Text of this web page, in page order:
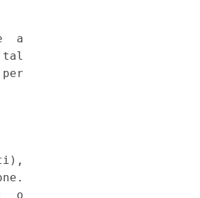
a
tal
o